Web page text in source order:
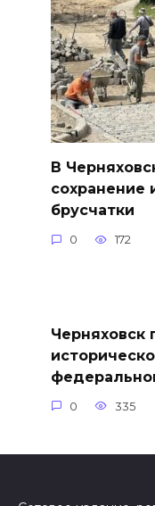
В
сохранение
брусчатки
0 172
Черняховск
0 335